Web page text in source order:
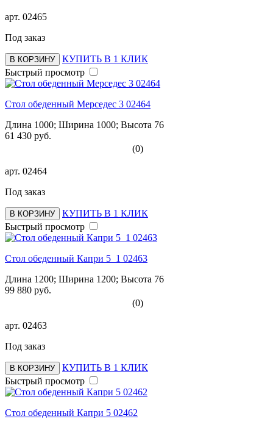
арт. 02465
Под заказ
В КОРЗИНУ
КУПИТЬ В 1 КЛИК
Быстрый просмотр
Стол обеденный Мерседес 3 02464
Длина 1000; Ширина 1000; Высота 76
61 430 руб.
(0)
арт. 02464
Под заказ
В КОРЗИНУ
КУПИТЬ В 1 КЛИК
Быстрый просмотр
Стол обеденный Капри 5_1 02463
Длина 1200; Ширина 1200; Высота 76
99 880 руб.
(0)
арт. 02463
Под заказ
В КОРЗИНУ
КУПИТЬ В 1 КЛИК
Быстрый просмотр
Стол обеденный Капри 5 02462